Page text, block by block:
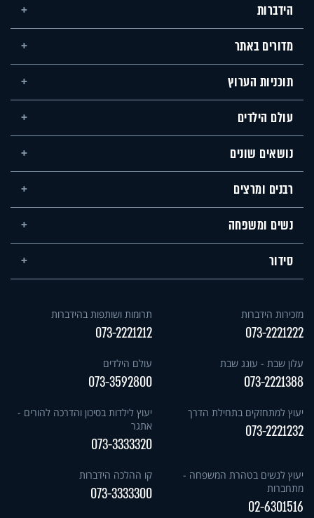
הידברות
מדורים באתר
תוכניות הערוץ
עולם הילדים
נושאים שונים
רבנים ומרצים
נשים ומשפחה
סידור
מזכירות הידברות
073-2221222
תרומות ושותפות בהידברות
073-2221212
עלון שבת - עונג שבת
073-2221388
עולם הילדים
073-3592800
יעוץ למתחזקים בתחילת הדרך
073-2221232
יעוץ לילדות בסיכון והדרכה להורים -
אתגר
073-3333320
יעוץ לנשים בטהרת המשפחה -
מתחברות
02-6301516
קו ההלכה הידברות
073-3333300